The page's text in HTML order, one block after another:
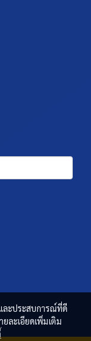
ละประสบการณ์ที่ดี
ละเอียดเพิ่มเติม